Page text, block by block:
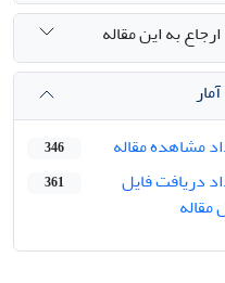
ارجاع به این مقاله
آمار
مشاهده مقاله
346
دریافت فایل
مقاله
361